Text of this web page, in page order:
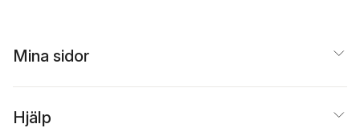
Mina sidor
Hjälp